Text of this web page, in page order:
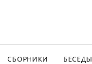
СБОРНИКИ БЕСЕДЫ